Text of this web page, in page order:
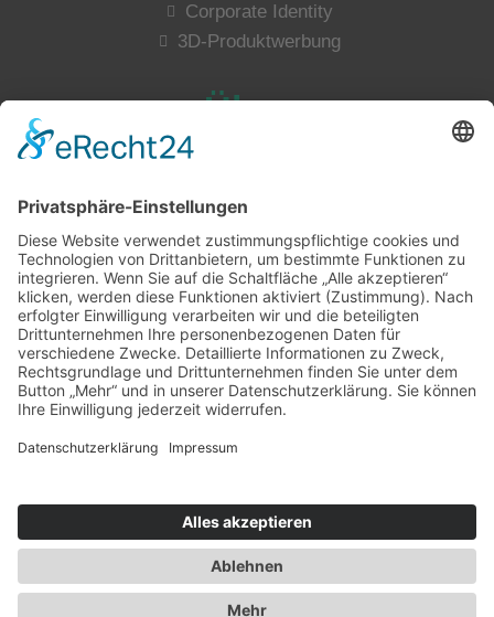
Corporate Identity
3D-Produktwerbung
Über
Datenschutz
Kontakt
Oliver Chiappa
Karlsbader Platz 16
65197 Wiesbaden